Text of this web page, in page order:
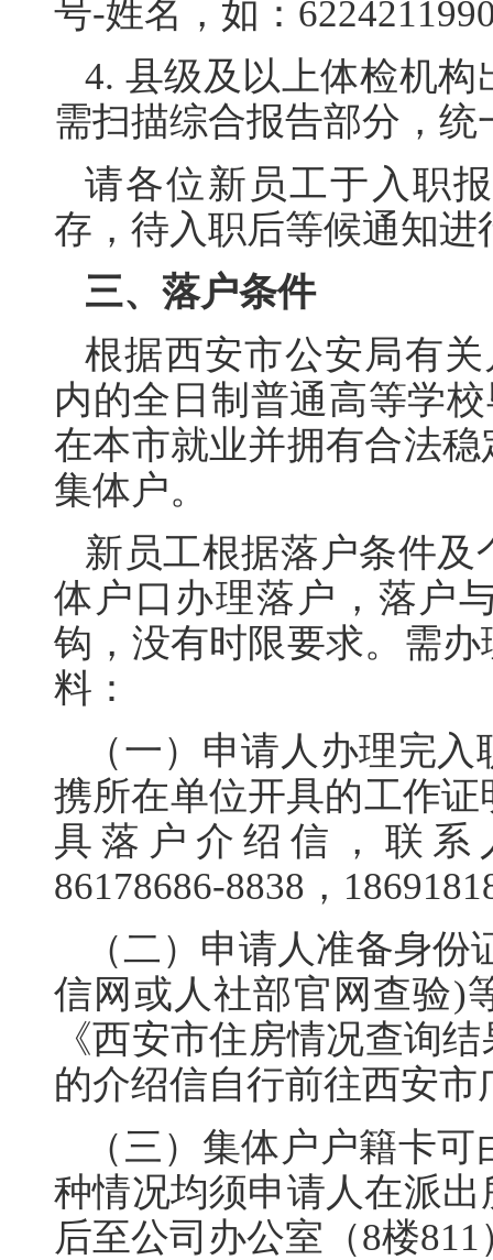
号-姓名，如：
4. 县级及以上体检机
需扫描综合报告部分，
请各位新员工于入职
存，待入职后等候通知进
三、落户条件
根据西安市公安局有
内的全日制普通高等学
在本市就业并拥有合法
集体户。
新员工根据落户条件
体户口办理落户，落户
钩，没有时限要求。需
料：
（一）申请人办理完
携所在单位开具的工作
具落户介绍信，联系
86178686-8838，
（二）申请人准备身
信网或人社部官网查验)
《西安市住房情况查询
的介绍信自行前往西安
（三）集体户户籍卡
种情况均须申请人在派
后至公司办公室（8楼